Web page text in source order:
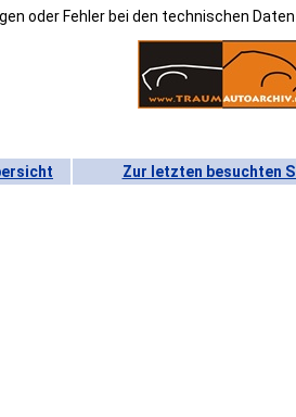
oder Fehler bei den technischen
Zur letzten besuchten